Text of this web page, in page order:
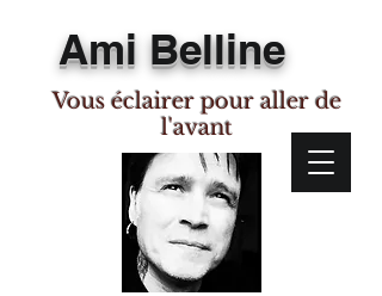
Ami Belline
Vous éclairer pour aller de
l'avant